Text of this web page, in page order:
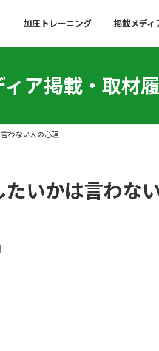
加圧トレーニング 掲載メディ
ィア掲載・取材
わない人の心理
いかは言わな